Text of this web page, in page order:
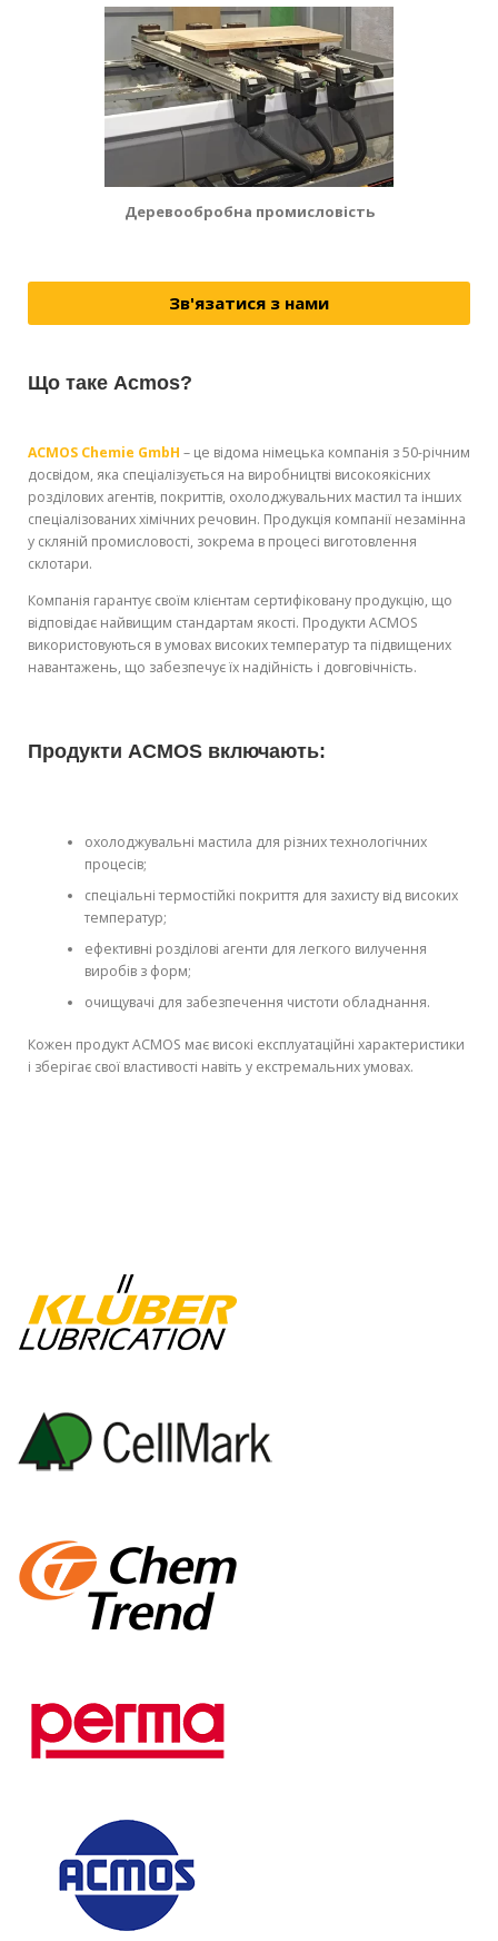
Деревообробна промисловість
Зв'язатися з нами
Що таке Acmos?
ACMOS Chemie GmbH – це відома німецька компанія з 50-річним
досвідом, яка спеціалізується на виробництві високоякісних
розділових агентів, покриттів, охолоджувальних мастил та інших
спеціалізованих хімічних речовин. Продукція компанії незамінна
у скляній промисловості, зокрема в процесі виготовлення
склотари.
Компанія гарантує своїм клієнтам сертифіковану продукцію, що
відповідає найвищим стандартам якості. Продукти ACMOS
використовуються в умовах високих температур та підвищених
навантажень, що забезпечує їх надійність і довговічність.
Продукти ACMOS включають:
охолоджувальні мастила для різних технологічних
процесів;
спеціальні термостійкі покриття для захисту від високих
температур;
ефективні розділові агенти для легкого вилучення
виробів з форм;
очищувачі для забезпечення чистоти обладнання.
Кожен продукт ACMOS має високі експлуатаційні характеристики
і зберігає свої властивості навіть у екстремальних умовах.